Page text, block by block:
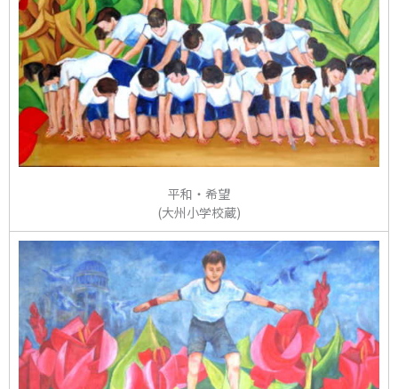
平和・希望
(大州小学校蔵)